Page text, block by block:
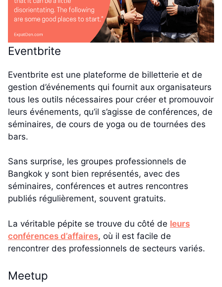
Eventbrite
Eventbrite est une plateforme de billetterie et de
gestion d’événements qui fournit aux organisateurs
tous les outils nécessaires pour créer et promouvoir
leurs événements, qu’il s’agisse de conférences, de
séminaires, de cours de yoga ou de tournées des
bars.
Sans surprise, les groupes professionnels de
Bangkok y sont bien représentés, avec des
séminaires, conférences et autres rencontres
publiés régulièrement, souvent gratuits.
La véritable pépite se trouve du côté de leurs
conférences d’affaires, où il est facile de
rencontrer des professionnels de secteurs variés.
Meetup